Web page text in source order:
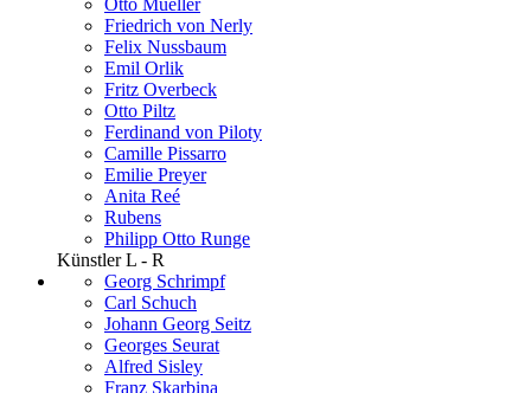
Otto Mueller
Friedrich von Nerly
Felix Nussbaum
Emil Orlik
Fritz Overbeck
Otto Piltz
Ferdinand von Piloty
Camille Pissarro
Emilie Preyer
Anita Reé
Rubens
Philipp Otto Runge
Künstler L - R
Georg Schrimpf
Carl Schuch
Johann Georg Seitz
Georges Seurat
Alfred Sisley
Franz Skarbina